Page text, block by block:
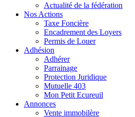
Actualité de la fédération
Nos Actions
Taxe Foncière
Encadrement des Loyers
Permis de Louer
Adhésion
Adhérer
Parrainage
Protection Juridique
Mutuelle 403
Mon Petit Ecureuil
Annonces
Vente immobilère